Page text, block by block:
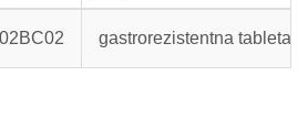
gastrorezistentna tableta